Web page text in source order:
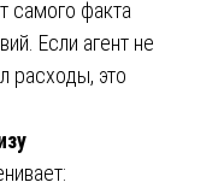
самого факта
Если агент не
расходы, это